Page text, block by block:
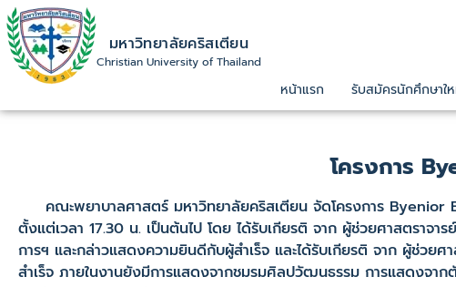
มหาวิทยาลัยคริสเตียน
Christian University of Thailand
หน้าแรก รับสมัครนักศึกษาใ
โครงการ
คณะพยาบาลศาสตร์ มหาวิทยาลัยคริสเตียน จัดโครงการ
ตั้งแต่เวลา 17.30 น. เป็นต้นไป โดย ได้รับเกียรติ จาก ผู้ช่วยศาสตราจ
การฯ และกล่าวแสดงความยินดีกับผู้สำเร็จ และได้รับเกียรติ จาก ผู้ช่
สำเร็จ ภายในงานยังมีการแสดงจากชมรมศิลปวัฒนธรรม การแสดงจา